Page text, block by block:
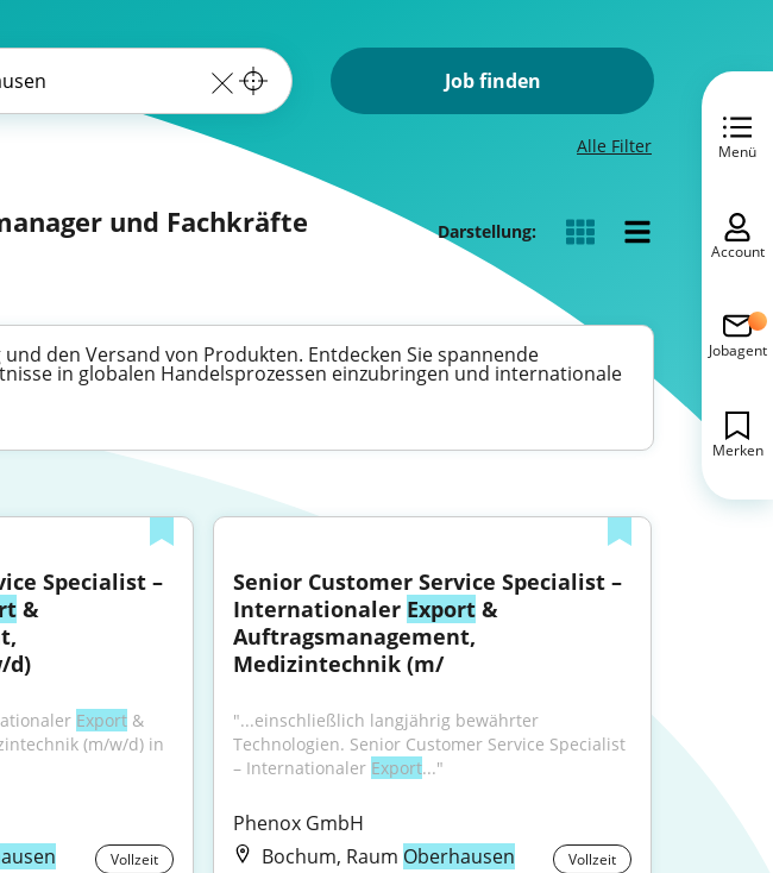
Job finden
Alle Filter
und Fachkräfte Darstellung:
den Versand von Produkten. Entdecken Sie spannende
in globalen Handelsprozessen einzubringen und internationale
Specialist –
&
d)
Export &
(m/w/d) in
Vollzeit
Senior Customer Service Specialist –
Internationaler Export &
Auftragsmanagement,
Medizintechnik (m/
"...einschließlich langjährig bewährter
Technologien. Senior Customer Service Specialist
– Internationaler Export..."
Phenox GmbH
Bochum, Raum Oberhausen Vollzeit
Menü
Account
Jobagent
Merken